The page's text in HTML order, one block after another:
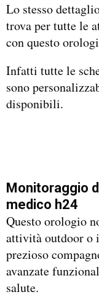
Lo stesso
trova per tutte le
con questo
Infatti tutte le
sono
disponibili.
Monitoraggio
medico h24
Questo orologio
attività outdoor o
prezioso
avanzate
salute.